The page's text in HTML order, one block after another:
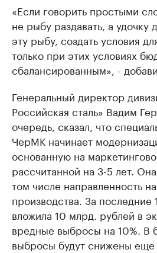
«Если говорить простыми
не рыбу раздавать, а удочку
эту рыбу, создать условия
только при этих условиях
сбалансированным», -
Генеральный директор
Российская сталь» Вадим
очередь, сказал, что
ЧерМК начинает
основанную на
рассчитанной на 3-5 лет.
том числе направленность
производства. За последние
вложила 10 млрд. рублей в
вредные выбросы на 10%. В
выбросы будут снижены еще